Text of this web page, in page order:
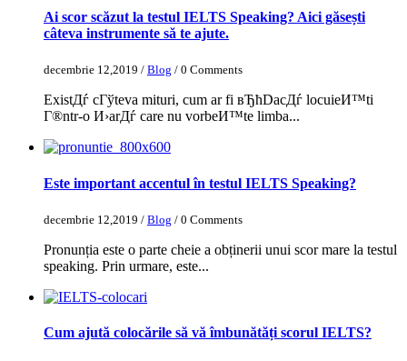
Ai scor scăzut la testul IELTS Speaking? Aici găsești
câteva instrumente să te ajute.
decembrie 12,2019 / Blog / 0 Comments
ExistДѓ cГўteva mituri, cum ar fi вЂћDacДѓ locuieИ™ti
Г®ntr-o И›arДѓ care nu vorbeИ™te limba...
Este important accentul în testul IELTS Speaking?
decembrie 12,2019 / Blog / 0 Comments
Pronunția este o parte cheie a obținerii unui scor mare la testul
speaking. Prin urmare, este...
Cum ajută colocările să vă îmbunătăți scorul IELTS?